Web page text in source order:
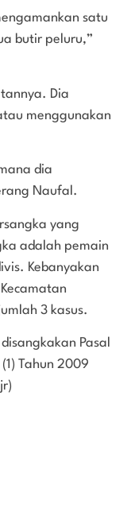
satu
butir peluru,”
Dia
menggunakan
dia
Naufal.
yang
adalah pemain
Kebanyakan
3 kasus.
Pasal
Tahun 2009